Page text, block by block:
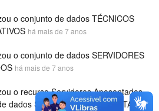
o conjunto de dados TÉCNICOS
há mais de 7 anos
o conjunto de dados SERVIDORES
há mais de 7 anos
o recursoServidores Aposentados
dados SERVIDORES APOSENTADOS